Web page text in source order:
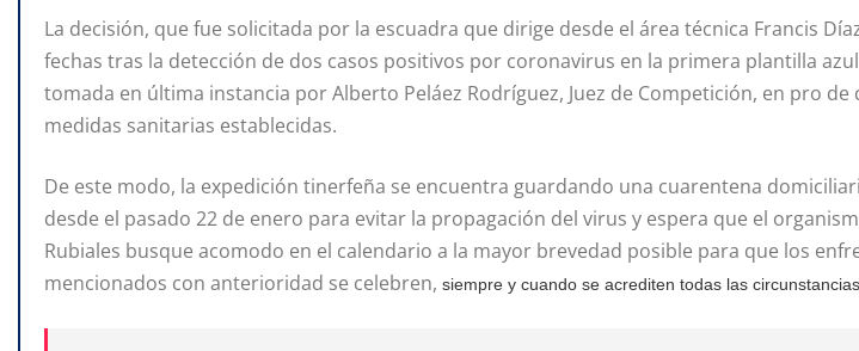
La decisión, que fue solicitada por la escuadra que dirige desde el área técnica Francis
fechas tras la detección de dos casos positivos por coronavirus en la primera plantilla
tomada en última instancia por Alberto Peláez Rodríguez, Juez de Competición, en pro de
medidas sanitarias establecidas.
De este modo, la expedición tinerfeña se encuentra guardando una cuarentena
desde el pasado 22 de enero para evitar la propagación del virus y espera que el
Rubiales busque acomodo en el calendario a la mayor brevedad posible para que los
mencionados con anterioridad se celebren, siempre y cuando se acrediten todas las